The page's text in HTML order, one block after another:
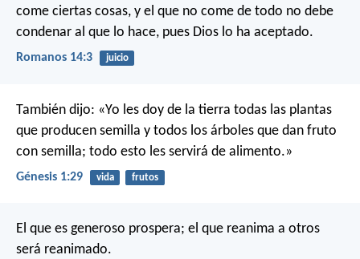
come ciertas cosas, y el que no come de todo no debe
condenar al que lo hace, pues Dios lo ha aceptado.
Romanos 14:3 juicio
También dijo: «Yo les doy de la tierra todas las plantas
que producen semilla y todos los árboles que dan fruto
con semilla; todo esto les servirá de alimento.»
Génesis 1:29 vida frutos
El que es generoso prospera; el que reanima a otros
será reanimado.